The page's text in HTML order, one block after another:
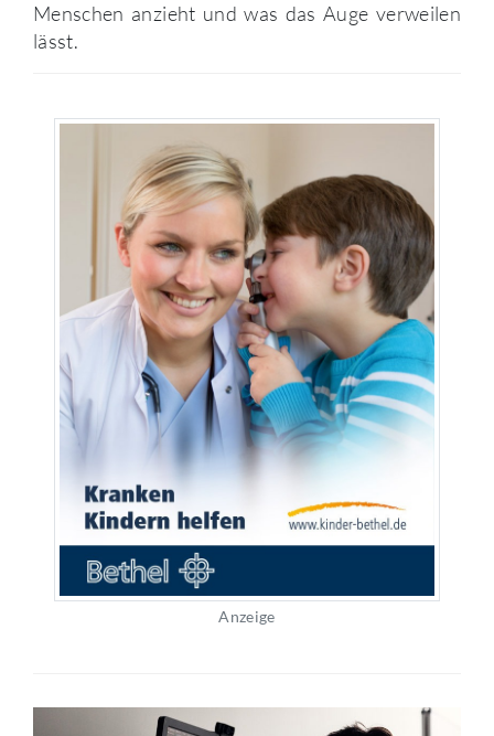
Menschen anzieht und was das Auge verweilen
lässt.
Anzeige